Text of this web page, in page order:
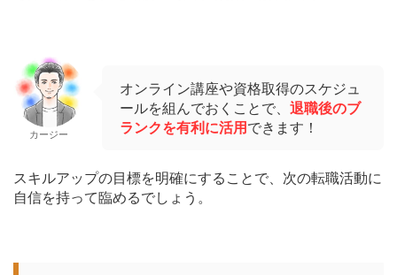
カージー
オンライン講座や資格取得のスケジュ
ールを組んでおくことで、 退職後のブ
ランクを有利に活用できます！
スキルアップの目標を明確にすることで、次の転職活動に
自信を持って臨めるでしょう。